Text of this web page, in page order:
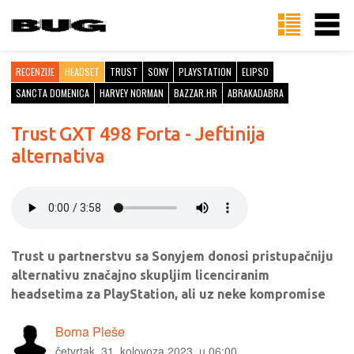
RECENZIJE HEADSET TRUST SONY PLAYSTATION
ELIPSO
SANCTA DOMENICA
HARVEY NORMAN BAZZAR.HR ABRAKADABRA
Trust GXT 498 Forta - Jeftinija
alternativa
Trust u partnerstvu sa Sonyjem donosi pristupačniju
alternativu značajno skupljim licenciranim
headsetima za PlayStation, ali uz neke kompromise
Borna Pleše
četvrtak, 31. kolovoza 2023. u 06:00